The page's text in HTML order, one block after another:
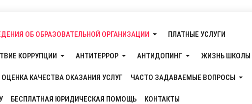
ОБ ОБРАЗОВАТЕЛЬНОЙ ОРГАНИЗАЦИИ ПЛАТНЫЕ УСЛУГИ
КОРРУПЦИИ АНТИТЕРРОР АНТИДОПИНГ ЖИЗНЬ ШКОЛЫ
КАЧЕСТВА ОКАЗАНИЯ УСЛУГ ЧАСТО ЗАДАВАЕМЫЕ ВОПРОСЫ
БЕСПЛАТНАЯ ЮРИДИЧЕСКАЯ ПОМОЩЬ КОНТАКТЫ